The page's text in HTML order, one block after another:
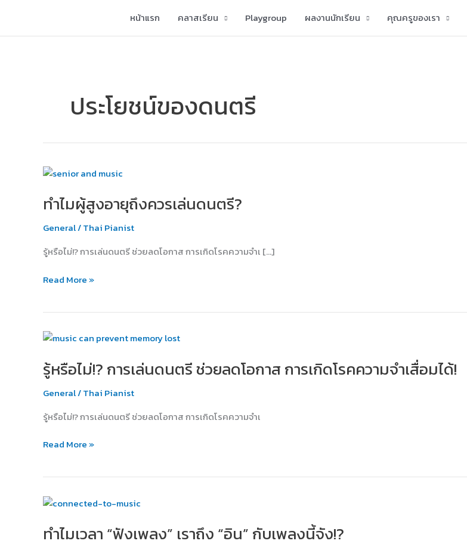
content
หน้าแรก คลาสเรียน Playgroup ผลงานนักเรียน คุณครูของเรา
ประโยชน์ของดนตรี
ทำไมผู้สูงอายุถึงควรเล่นดนตรี?
General/Thai Pianist
รู้หรือไม่!? การเล่นดนตรี ช่วยลดโอกาส การเกิดโรคความจำเ […]
ทำไม
สูง
ถึง
เล่น
Read More »
รู้หรือไม่!? การเล่นดนตรี ช่วยลดโอกาส การเกิดโรคความจำเสื่อมได้!
General/Thai Pianist
รู้หรือไม่!? การเล่นดนตรี ช่วยลดโอกาส การเกิดโรคความจำเ
รู้
ไม่!?
การ
เล่น
ช่วย
โอกาส
เกิด
โรค
ความ
เสื่อม
Read More »
ทำไมเวลา “ฟังเพลง” เราถึง “อิน” กับเพลงนี้จัง!?
ทำไม
“ฟัง